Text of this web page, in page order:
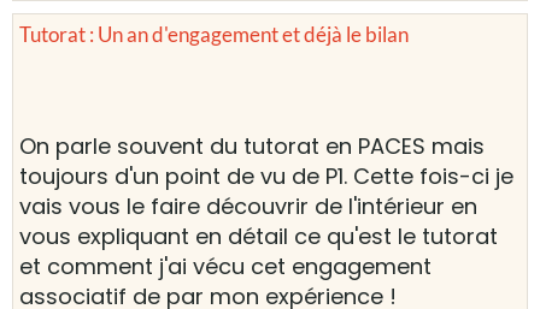
Tutorat : Un an d'engagement et déjà le bilan
On parle souvent du tutorat en PACES mais
toujours d'un point de vu de P1. Cette fois-ci je
vais vous le faire découvrir de l'intérieur en
vous expliquant en détail ce qu'est le tutorat
et comment j'ai vécu cet engagement
associatif de par mon expérience !